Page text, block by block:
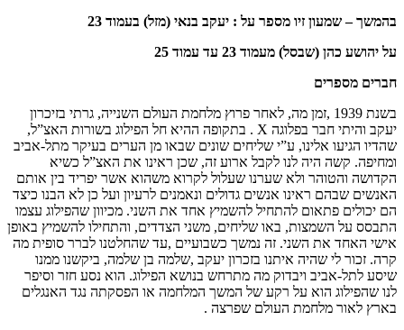
בהמשך – שמעון זיו מספר על : יעקב בנאי (מזל) בעמוד 23
על יהושע כהן (שבסל) מעמוד 23 עד עמוד 25
חברים מספרים
בשנת 1939 ,זמן מה, לאחר פרוץ מלחמת העולם השנייה, גרתי בזיכרון
יעקב והיתי חבר בפלוגה X . בתקופה ההיא חל הפילוג בשורות האצ”ל,
שהדיו הגיעו אלינו, ע”י שליחים שונים שבאו מן הערים בעיקר מתל-אביב
ומחיפה. קשה היה לנו לקבל ארוע זה, שכן ראינו את האצ”ל כשיא
הקדושה והטוהר ולא שערנו שעלול לקרוא משהוא אשר יפריד בין אותם
האנשים שבהם ראינו אנשים גדולים ונאמנים לרעיון ועל כן לא הבנו כיצד
הם יכולים פתאום להתחיל להשמיץ אחד את השני. מכיוון שהפילוג עצמו
התבסס על השמצות, באו שליחים, משני הצדדים, והתחילו להשמיץ באופן
אישי האחד את השני. זה נמשך כשבועיים ,עד שהחלטנו לברר סופית מה
קרה. זכור לי שהיה איתנו בזכרון יעקב ,שלמה בן שלמה, ביקשנו ממנו
שיסע לתל-אביב ויבדוק מה מתרחש בנושא הפילוג. הוא נסע חזר וסיפר
לנו שהפילוג הוא על רקע של המשך המלחמה או הפסקתה נגד האנגלים
בארץ לאור מלחמת העולם שפרצה .